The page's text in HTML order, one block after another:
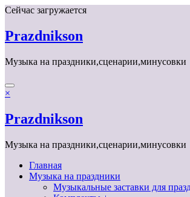
Перейти
содержимому
Сейчас загружается
Prazdnikson
Музыка на праздники,сценарии,минусовки
×
Prazdnikson
Музыка на праздники,сценарии,минусовки
Главная
Музыка на праздники
Музыкальные заставки для